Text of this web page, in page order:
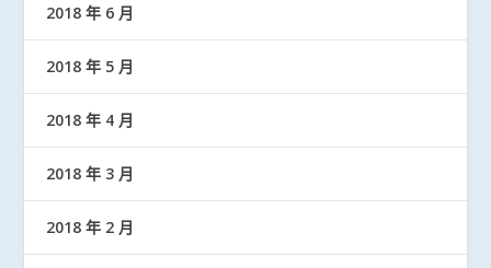
2018 年 6 月
2018 年 5 月
2018 年 4 月
2018 年 3 月
2018 年 2 月